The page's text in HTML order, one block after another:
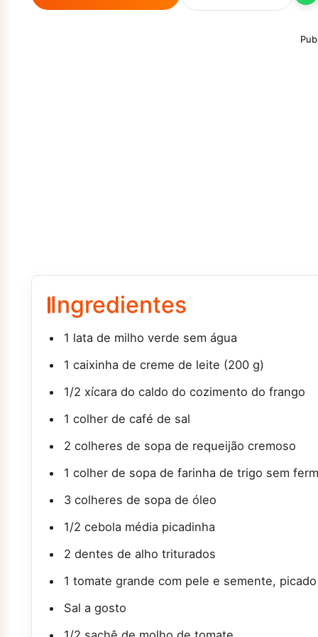
Ingredientes
1 lata de milho verde sem água
1 caixinha de creme de leite (200 g)
1/2 xícara do caldo do cozimento do frango
1 colher de café de sal
2 colheres de sopa de requeijão cremoso
1 colher de sopa de farinha de trigo sem
3 colheres de sopa de óleo
1/2 cebola média picadinha
2 dentes de alho triturados
1 tomate grande com pele e semente, picado
Sal a gosto